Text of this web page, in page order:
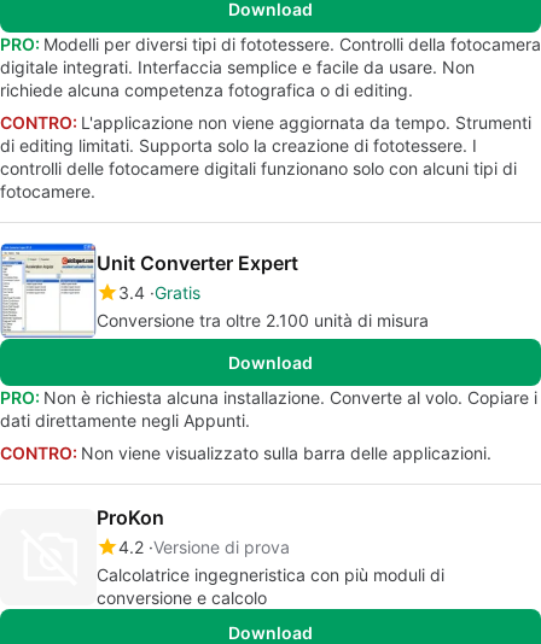
Download
PRO: Modelli per diversi tipi di fototessere. Controlli della fotocamera
digitale integrati. Interfaccia semplice e facile da usare. Non
richiede alcuna competenza fotografica o di editing.
CONTRO: L'applicazione non viene aggiornata da tempo. Strumenti
di editing limitati. Supporta solo la creazione di fototessere. I
controlli delle fotocamere digitali funzionano solo con alcuni tipi di
fotocamere.
Unit Converter Expert
3.4 Gratis
Conversione tra oltre 2.100 unità di misura
Download
PRO: Non è richiesta alcuna installazione. Converte al volo. Copiare i
dati direttamente negli Appunti.
CONTRO: Non viene visualizzato sulla barra delle applicazioni.
ProKon
4.2 Versione di prova
Calcolatrice ingegneristica con più moduli di
conversione e calcolo
Download